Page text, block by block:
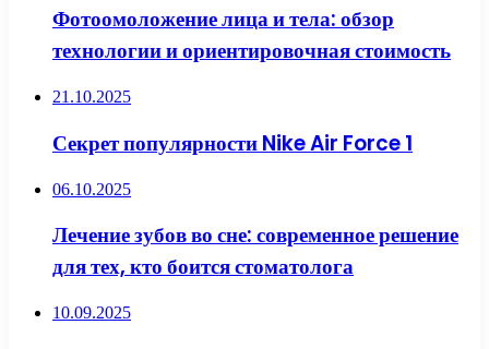
Фотоомоложение лица и тела: обзор
технологии и ориентировочная стоимость
21.10.2025
Секрет популярности Nike Air Force 1
06.10.2025
Лечение зубов во сне: современное решение
для тех, кто боится стоматолога
10.09.2025